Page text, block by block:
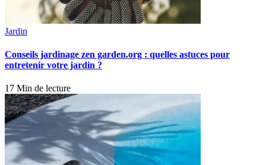
Jardin
Conseils jardinage zen garden.org : quelles astuces pour
entretenir votre jardin ?
17 Min de lecture